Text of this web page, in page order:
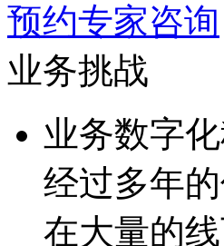
预约专家咨询
业务挑战
业务数字
经过多年的
在大量的线